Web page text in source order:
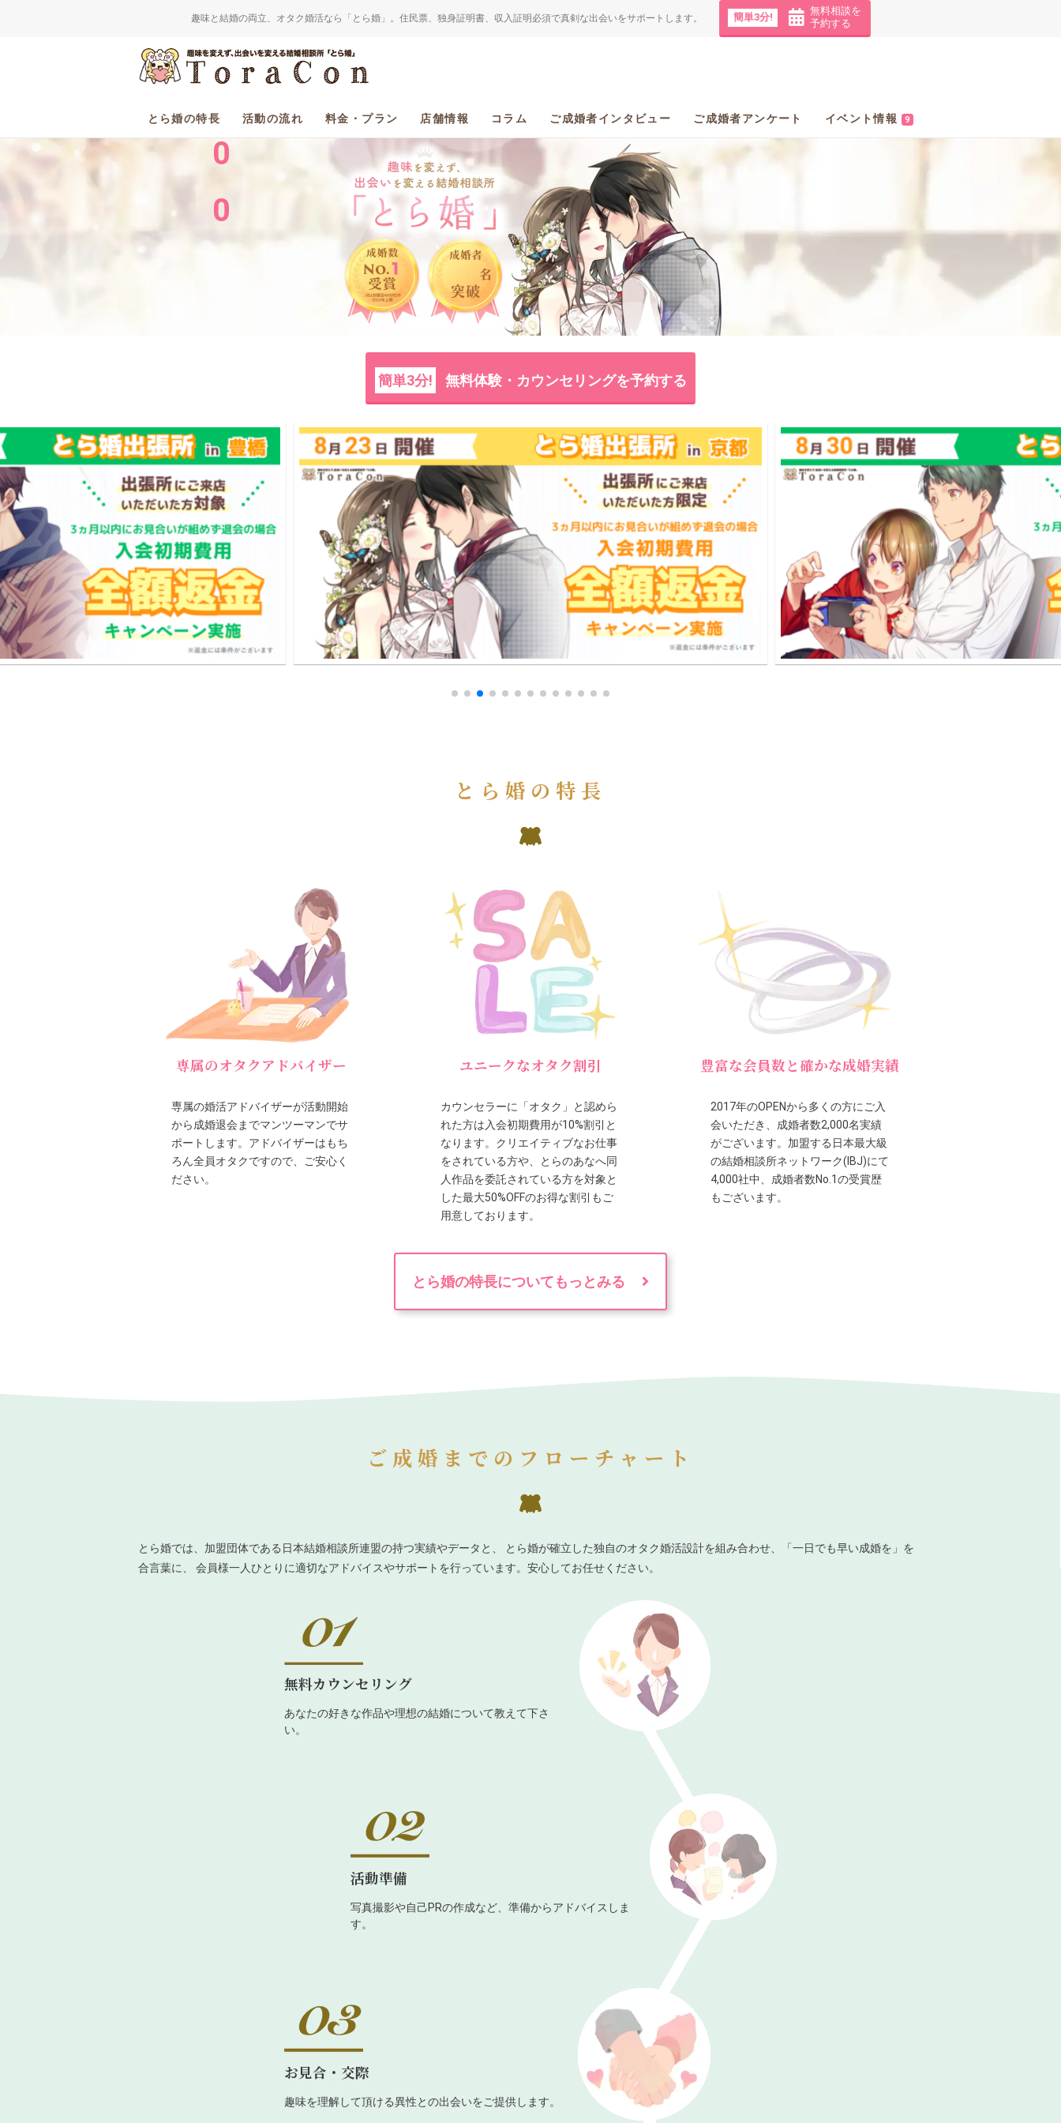
趣味と結婚の両立、オタク婚活なら「とら婚」。住民票、独身証明書、収入証明必須で真剣な出会いをサポートします。 簡単3分!
無料相談を
予約する
とら婚の特長 活動の流れ 料金・プラン 店舗情報 コラム ご成婚者インタビュー ご成婚者アンケート イベント情報 9
2
0
0
0
簡単3分! 無料体験・カウンセリングを予約する
とら婚の特長
専属のオタクアドバイザー
専属の婚活アドバイザーが活動開始
から成婚退会までマンツーマンでサ
ポートします。アドバイザーはもち
ろん全員オタクですので、ご安心く
ださい。
ユニークなオタク割引
カウンセラーに「オタク」と認めら
れた方は入会初期費用が10%割引と
なります。クリエイティブなお仕事
をされている方や、とらのあなへ同
人作品を委託されている方を対象と
した最大50%OFFのお得な割引もご
用意しております。
豊富な会員数と確かな成婚実績
2017年のOPENから多くの方にご入
会いただき、成婚者数2,000名実績
がございます。加盟する日本最大級
の結婚相談所ネットワーク(IBJ)にて
4,000社中、成婚者数No.1の受賞歴
もございます。
とら婚の特長についてもっとみる
ご成婚までのフローチャート
とら婚では、加盟団体である日本結婚相談所連盟の持つ実績やデータと、 とら婚が確立した独自のオタク婚活設計を組み合わせ、「一日でも早い成婚を」を
合言葉に、 会員様一人ひとりに適切なアドバイスやサポートを行っています。安心してお任せください。
無料カウンセリング
あなたの好きな作品や理想の結婚について教えて下さ
い。
活動準備
写真撮影や自己PRの作成など、準備からアドバイスしま
す。
お見合・交際
趣味を理解して頂ける異性との出会いをご提供します。